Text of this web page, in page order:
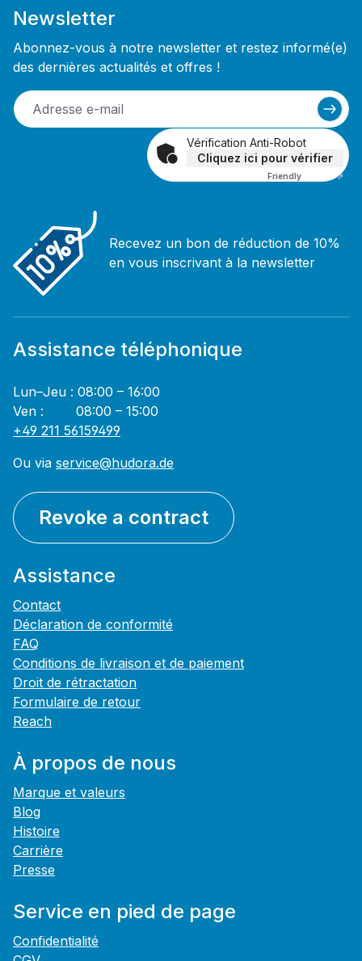
Newsletter
Abonnez-vous à notre newsletter et restez informé(e)
des dernières actualités et offres !
Vérification Anti-Robot
Cliquez ici pour vérifier
Friendly Captcha ⇗
Recevez un bon de réduction de 10%
en vous inscrivant à la newsletter
Assistance téléphonique
Lun–Jeu : 08:00 – 16:00
Ven : 08:00 – 15:00
+49 211 56159499
Ou via service@hudora.de
Revoke a contract
Assistance
Contact
Déclaration de conformité
FAQ
Conditions de livraison et de paiement
Droit de rétractation
Formulaire de retour
Reach
À propos de nous
Marque et valeurs
Blog
Histoire
Carrière
Presse
Service en pied de page
Confidentialité